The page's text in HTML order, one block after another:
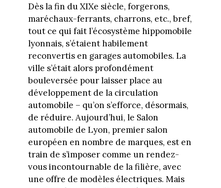
Dès la fin du XIXe siècle, forgerons,
maréchaux-ferrants, charrons, etc., bref,
tout ce qui fait l’écosystème hippomobile
lyonnais, s’étaient habilement
reconvertis en garages automobiles. La
ville s’était alors profondément
bouleversée pour laisser place au
développement de la circulation
automobile – qu’on s’efforce, désormais,
de réduire. Aujourd’hui, le Salon
automobile de Lyon, premier salon
européen en nombre de marques, est en
train de s’imposer comme un rendez-
vous incontournable de la filière, avec
une offre de modèles électriques. Mais